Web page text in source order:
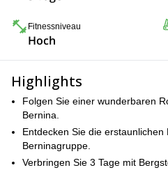
Fitnessniveau
Hoch
Highlights
Folgen Sie einer wunderbaren
Bernina.
Entdecken Sie die erstaunlichen
Berninagruppe.
Verbringen Sie 3 Tage mit